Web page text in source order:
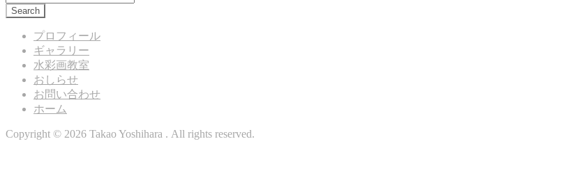
プロフィール
ギャラリー
水彩画教室
おしらせ
お問い合わせ
ホーム
Copyright © 2026 Takao Yoshihara . All rights reserved.